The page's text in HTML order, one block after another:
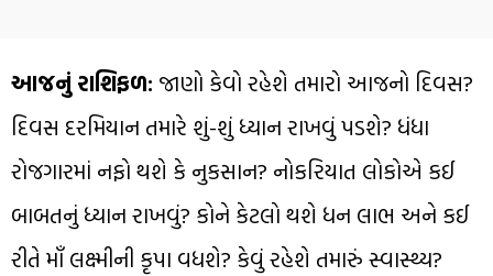
આજનું રાશિફળ: જાણો કેવો રહેશે તમારો આજનો દિવસ?
દિવસ દરમિયાન તમારે શું-શું ધ્યાન રાખવું પડશે? ધંધા
રોજગારમાં નફો થશે કે નુકસાન? નોકરિયાત લોકોએ કઈ
બાબતનું ધ્યાન રાખવું? કોને કેટલો થશે ધન લાભ અને કઈ
રીતે માઁ લક્ષ્મીની કૃપા વધશે? કેવું રહેશે તમારું સ્વાસ્થ્ય?